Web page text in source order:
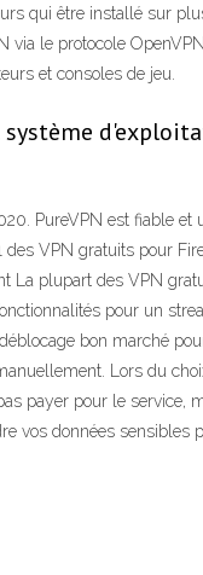
qui être installé sur
via le protocole
et consoles de jeu.
PureVPN est fiable et
VPN gratuits pour
La plupart des VPN
pour un
bon marché
Lors du
payer pour le service,
vos données